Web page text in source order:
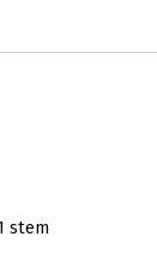
stem